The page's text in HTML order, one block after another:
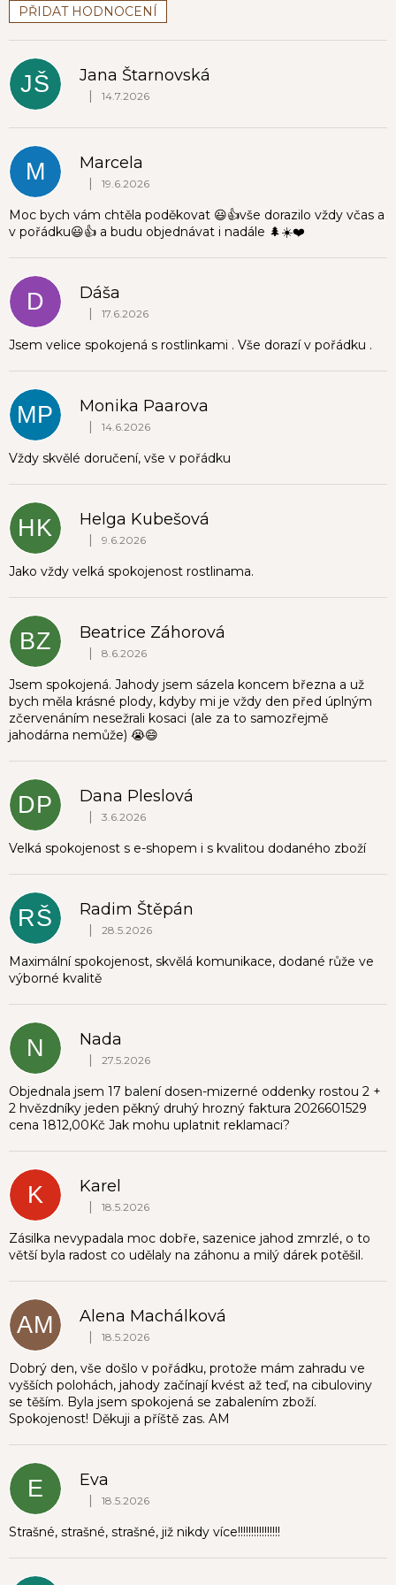
PŘIDAT HODNOCENÍ
p
i
s
h
o
d
n
o
c
n
í
JŠ Jana Štarnovská
Hodnocení obchodu je 5 z 5 hvězdiček.
| 14.7.2026
M Marcela
Hodnocení obchodu je 5 z 5 hvězdiček.
| 19.6.2026
Moc bych vám chtěla poděkovat 😃👍vše dorazilo vždy včas a
v pořádku😃👍 a budu objednávat i nadále 🌲☀️❤️
D Dáša
Hodnocení obchodu je 5 z 5 hvězdiček.
| 17.6.2026
Jsem velice spokojená s rostlinkami . Vše dorazí v pořádku .
MP Monika Paarova
Hodnocení obchodu je 5 z 5 hvězdiček.
| 14.6.2026
Vždy skvělé doručení, vše v pořádku
HK Helga Kubešová
Hodnocení obchodu je 5 z 5 hvězdiček.
| 9.6.2026
Jako vždy velká spokojenost rostlinama.
BZ Beatrice Záhorová
Hodnocení obchodu je 5 z 5 hvězdiček.
| 8.6.2026
Jsem spokojená. Jahody jsem sázela koncem března a už
bych měla krásné plody, kdyby mi je vždy den před úplným
zčervenáním nesežrali kosaci (ale za to samozřejmě
jahodárna nemůže) 😭😄
DP Dana Pleslová
Hodnocení obchodu je 5 z 5 hvězdiček.
| 3.6.2026
Velká spokojenost s e-shopem i s kvalitou dodaného zboží
RŠ Radim Štěpán
Hodnocení obchodu je 5 z 5 hvězdiček.
| 28.5.2026
Maximální spokojenost, skvělá komunikace, dodané růže ve
výborné kvalitě
N Nada
Hodnocení obchodu je 1 z 5 hvězdiček.
| 27.5.2026
Objednala jsem 17 balení dosen-mizerné oddenky rostou 2 +
2 hvězdníky jeden pěkný druhý hrozný faktura 2026601529
cena 1812,00Kč Jak mohu uplatnit reklamaci?
K Karel
Hodnocení obchodu je 5 z 5 hvězdiček.
| 18.5.2026
Zásilka nevypadala moc dobře, sazenice jahod zmrzlé, o to
větší byla radost co udělaly na záhonu a milý dárek potěšil.
AM Alena Machálková
Hodnocení obchodu je 5 z 5 hvězdiček.
| 18.5.2026
Dobrý den, vše došlo v pořádku, protože mám zahradu ve
vyšších polohách, jahody začínají kvést až teď, na cibuloviny
se těším. Byla jsem spokojená se zabalením zboží.
Spokojenost! Děkuji a příště zas. AM
E Eva
Hodnocení obchodu je 1 z 5 hvězdiček.
| 18.5.2026
Strašné, strašné, strašné, již nikdy více!!!!!!!!!!!!!!!!